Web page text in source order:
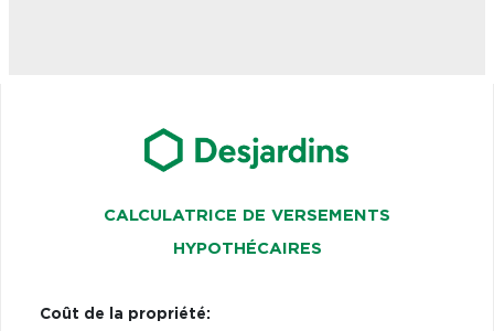
CALCULATRICE DE VERSEMENTS
HYPOTHÉCAIRES
Coût de la propriété: